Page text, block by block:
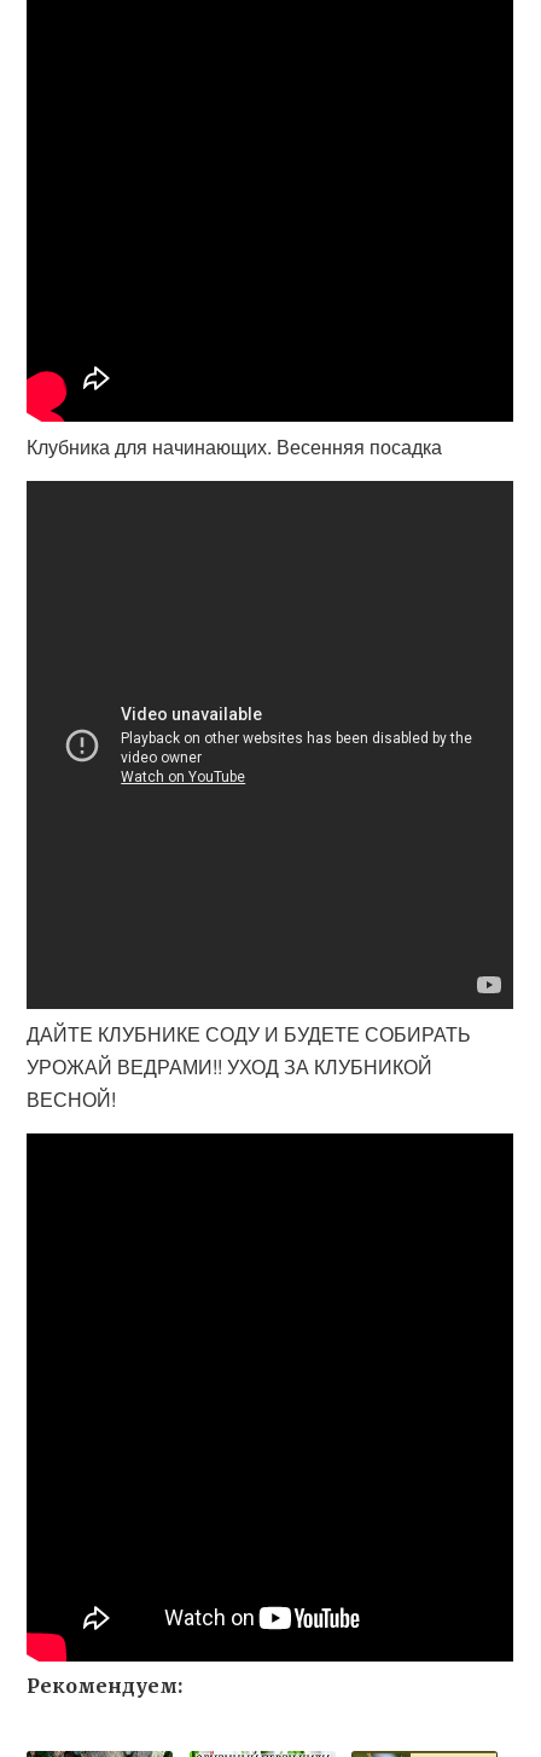
Клубника для начинающих. Весенняя посадка
ДАЙТЕ КЛУБНИКЕ СОДУ И БУДЕТЕ СОБИРАТЬ
УРОЖАЙ ВЕДРАМИ!! УХОД ЗА КЛУБНИКОЙ
ВЕСНОЙ!
Рекомендуем: